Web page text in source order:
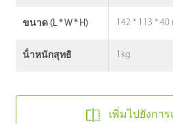
ขนาด (L * W * H) 142 * 113 * 40
น้ําหนักสุทธิ 1kg
เพิ่มไปยังการ